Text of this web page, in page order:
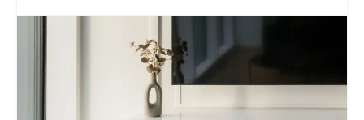
tylko w zależności od materiału budowlanego, ale także pod
oraz stabilność zamontowanych mebli. Dlatego przed
zdecydowaniem się na montaż szafek RTV, warto dokładnie
ocenić, z czym mamy do czynienia.